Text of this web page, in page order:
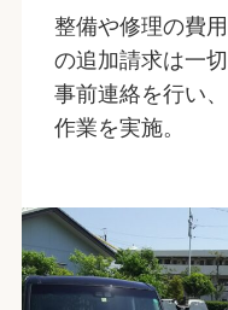
整備や修理の費
の追加請求は一
事前連絡を行い
作業を実施。